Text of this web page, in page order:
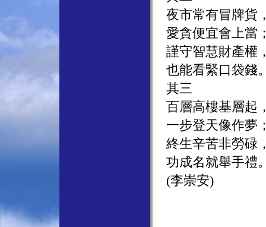
夜市常有冒牌貨
愛貪便宜會上當
謹守智慧財產權
也能看緊口袋錢
其三
百層高樓基層起
一步登天像作夢
終生辛苦非勞碌
功成名就舉手禮
(李崇安)